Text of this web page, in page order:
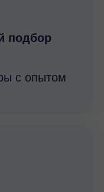
подбор
с опытом